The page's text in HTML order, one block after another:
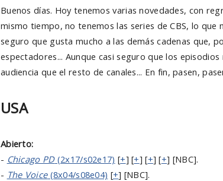
Buenos días. Hoy tenemos varias novedades, con
mismo tiempo, no tenemos las series de CBS, lo que
seguro que gusta mucho a las demás cadenas que,
espectadores... Aunque casi seguro que los
audiencia que el resto de canales... En fin, pasen,
USA
Abierto:
- Chicago PD(2x17/s02e17) [+] [+] [+] [+] [NBC].
- The Voice(8x04/s08e04) [+] [NBC].